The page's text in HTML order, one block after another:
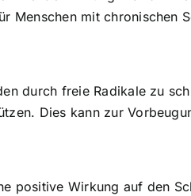
Menschen mit chronischen
durch freie Radikale zu
Dies kann zur
positive Wirkung auf den